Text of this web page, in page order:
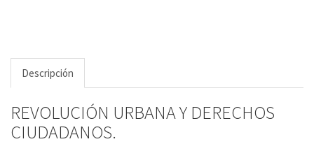
Descripción
REVOLUCIÓN URBANA Y DERECHOS
CIUDADANOS.